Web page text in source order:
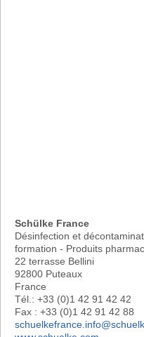
Schülke France
Désinfection et
formation - Produits
22 terrasse Bellini
92800 Puteaux
France
Tél.: +33 (0)1 42 91 42 42
Fax : +33 (0)1 42 91 42 88